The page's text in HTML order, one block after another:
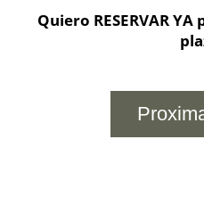
Quiero RESERVAR